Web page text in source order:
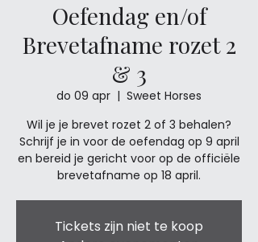
Oefendag en/of
Brevetafname rozet 2
& 3
do 09 apr
  |
Sweet Horses
Wil je je brevet rozet 2 of 3 behalen?
Schrijf je in voor de oefendag op 9 april
en bereid je gericht voor op de officiële
brevetafname op 18 april.
Tickets zijn niet te koop